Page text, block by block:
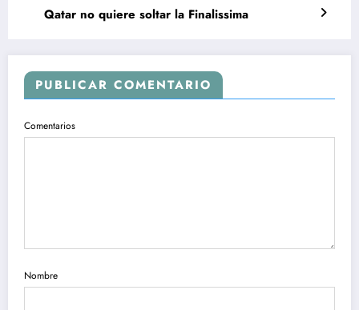
Qatar no quiere soltar la Finalissima
PUBLICAR COMENTARIO
Comentarios
Nombre